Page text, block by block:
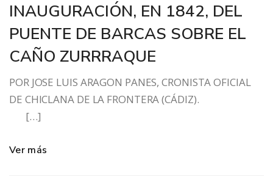
INAUGURACIÓN, EN 1842, DEL
PUENTE DE BARCAS SOBRE EL
CAÑO ZURRRAQUE
POR JOSE LUIS ARAGON PANES, CRONISTA OFICIAL
DE CHICLANA DE LA FRONTERA (CÁDIZ).
[…]
Ver más